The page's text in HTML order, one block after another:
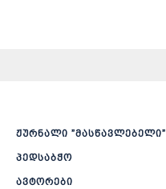
ჟურნალი ”მასწავლებელი”
პედსაბჭო
ავტორები